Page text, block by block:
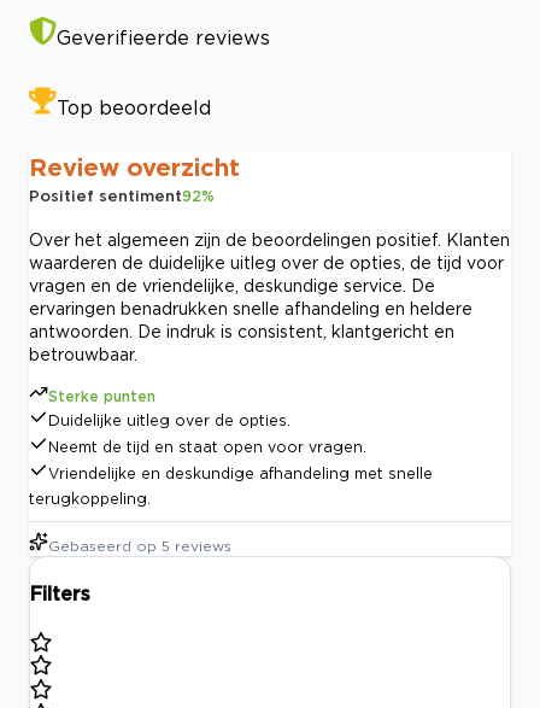
Geverifieerde reviews
Top beoordeeld
Review overzicht
Positief sentiment92%
Over het algemeen zijn de beoordelingen positief. Klanten
waarderen de duidelijke uitleg over de opties, de tijd voor
vragen en de vriendelijke, deskundige service. De
ervaringen benadrukken snelle afhandeling en heldere
antwoorden. De indruk is consistent, klantgericht en
betrouwbaar.
Sterke punten
Duidelijke uitleg over de opties.
Neemt de tijd en staat open voor vragen.
Vriendelijke en deskundige afhandeling met snelle
terugkoppeling.
Gebaseerd op 5 reviews
Filters